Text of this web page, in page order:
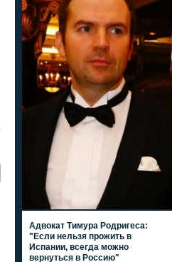
Адвокат Тимура Родригеса:
"Если нельзя прожить в
Испании, всегда можно
вернуться в Россию"